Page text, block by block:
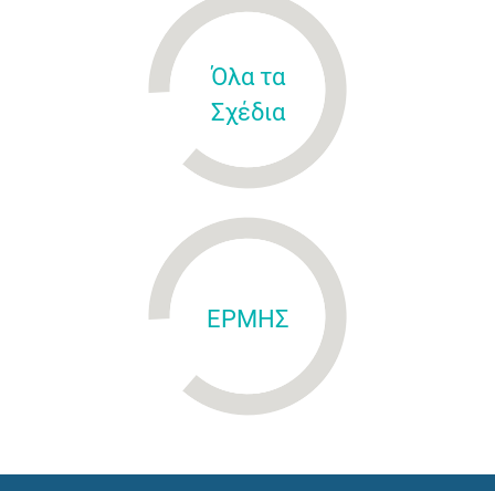
Όλα τα
Σχέδια
ΕΡΜΗΣ